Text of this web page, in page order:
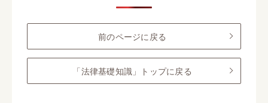
前のページに戻る
「法律基礎知識」トップに戻る